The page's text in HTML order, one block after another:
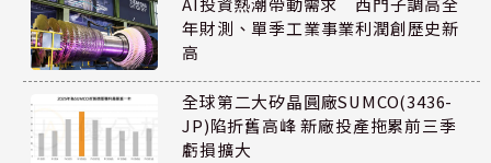
年財測、單季工業事業利潤創歷史新
高
全球第二大矽晶圓廠SUMCO(3436-
JP)陷折舊高峰 新廠投產拖累前三季
虧損擴大